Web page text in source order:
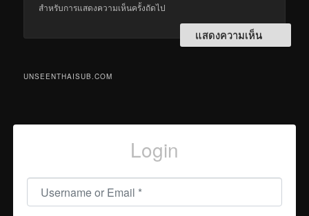
สำหรับการแสดงความเห็นครั้งถัดไป
UNSEENTHAISUB.COM
Login
Username or Email